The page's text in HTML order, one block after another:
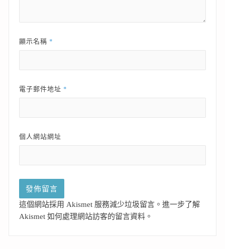
顯示名稱 *
電子郵件地址 *
個人網站網址
這個網站採用 Akismet 服務減少垃圾留言。 進一步了解
Akismet 如何處理網站訪客的留言資料 。